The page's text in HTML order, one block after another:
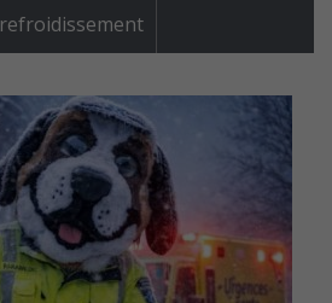
refroidissement